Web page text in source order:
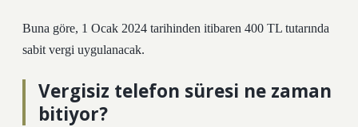
Buna göre, 1 Ocak 2024 tarihinden itibaren 400 TL tutarında
sabit vergi uygulanacak.
Vergisiz telefon süresi ne zaman
bitiyor?